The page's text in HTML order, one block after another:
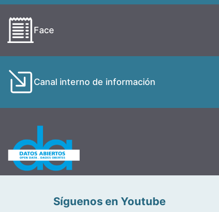
Face
Canal interno de información
Síguenos en Youtube